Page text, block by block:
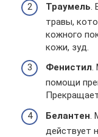
Траумель.
травы,
кожного
кожи, зуд.
Фенистил.
помощи
Белантен.
действует